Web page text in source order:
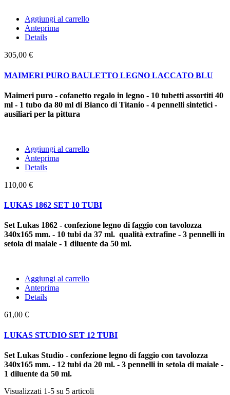
Aggiungi al carrello
Anteprima
Details
305,00 €
MAIMERI PURO BAULETTO LEGNO LACCATO BLU
Maimeri puro - cofanetto regalo in legno - 10 tubetti assortiti 40
ml - 1 tubo da 80 ml di Bianco di Titanio - 4 pennelli sintetici -
ausiliari per la pittura
Aggiungi al carrello
Anteprima
Details
110,00 €
LUKAS 1862 SET 10 TUBI
Set Lukas 1862 - confezione legno di faggio con tavolozza
340x165 mm. - 10 tubi da 37 ml. qualità extrafine - 3 pennelli in
setola di maiale - 1 diluente da 50 ml.
Aggiungi al carrello
Anteprima
Details
61,00 €
LUKAS STUDIO SET 12 TUBI
Set Lukas Studio - confezione legno di faggio con tavolozza
340x165 mm. - 12 tubi da 20 ml. - 3 pennelli in setola di maiale -
1 diluente da 50 ml.
Visualizzati 1-5 su 5 articoli